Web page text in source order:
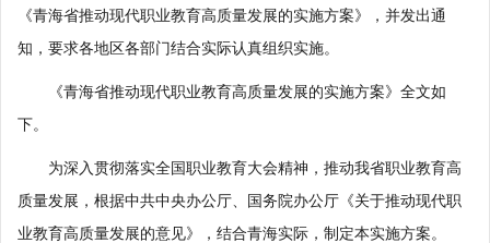
《青海省推动现代职业教育高质量发展的实施方案》，并发出通
知，要求各地区各部门结合实际认真组织实施。
《青海省推动现代职业教育高质量发展的实施方案》全文如
下。
为深入贯彻落实全国职业教育大会精神，推动我省职业教育高
质量发展，根据中共中央办公厅、国务院办公厅《关于推动现代职
业教育高质量发展的意见》，结合青海实际，制定本实施方案。